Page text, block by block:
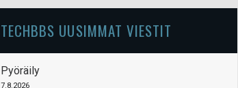
TECHBBS UUSIMMAT VIESTIT
Pyöräily
7.8.2026